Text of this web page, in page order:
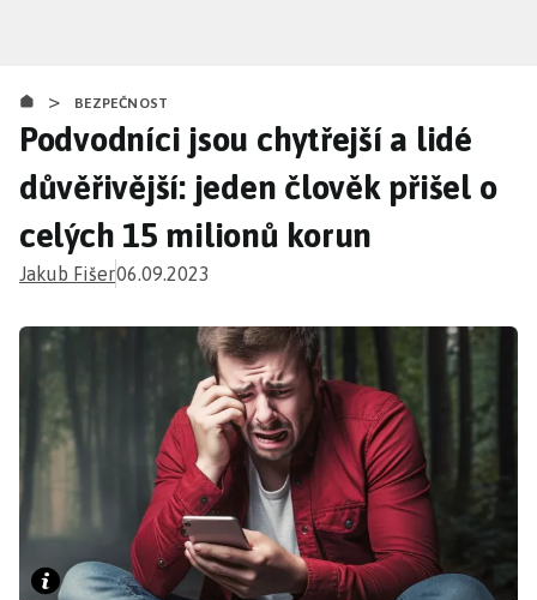
obsahu
> BEZPEČNOST
Podvodníci jsou chytřejší a lidé
důvěřivější: jeden člověk přišel o
celých 15 milionů korun
Jakub Fišer06.09.2023